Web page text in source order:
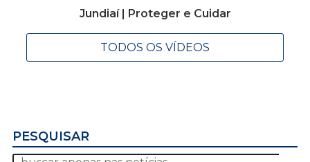
Jundiaí | Proteger e Cuidar
TODOS OS VÍDEOS
PESQUISAR